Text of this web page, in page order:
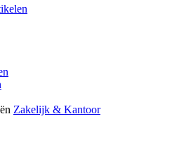
Zakelijk & Kantoor